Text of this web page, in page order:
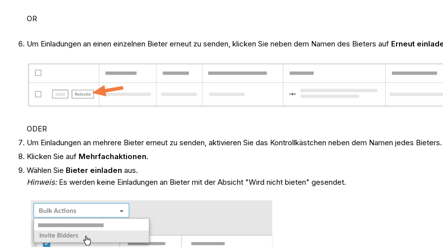
OR
Um Einladungen an einen einzelnen Bieter erneut zu senden, klicken Sie neben dem Namen des Bieters auf Erneut
ODER
Um Einladungen an mehrere Bieter erneut zu senden, aktivieren Sie das Kontrollkästchen neben dem Namen jedes Bieters.
Klicken Sie auf Mehrfachaktionen.
Wählen Sie Bieter einladen aus.
Hinweis:Es werden keine Einladungen an Bieter mit der Absicht "Wird nicht bieten" gesendet.